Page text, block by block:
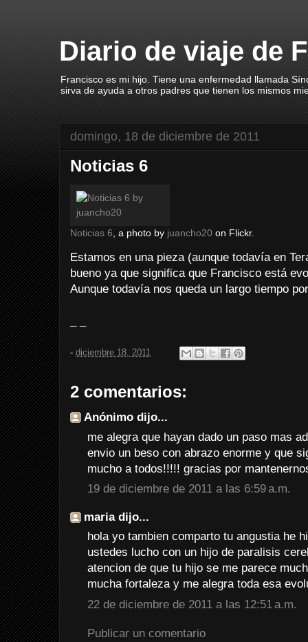
Diario de viaje de
Francisco es mi hijo. Tiene una enfermedad llamada
sirva de ayuda a otros padres que tienen los mismos
domingo, 18 de diciembre de 2011
Noticias 6
Noticias 6, a photo by juancho20 on Flickr.
Estamos en una pieza (aunque todavía en
bueno ya que significa que Francisco está
Aunque todavía nos queda un largo tiempo
- diciembre 18, 2011
2 comentarios:
Anónimo dijo...
me alegra que hayan dado un paso mas
envio un beso con abrazo enorme y que
mucho a todos!!!!! gracias por
19 de diciembre de 2011 a las 6:59 a.m.
maria dijo...
hola yo tambien comparto tu angustia he
ustedes lucho con un hijo de paralisis
atencion de que tu hijo se me parece
mucha fortaleza y me alegra toda esa
22 de diciembre de 2011 a las 12:51 a.m.
Publicar un comentario